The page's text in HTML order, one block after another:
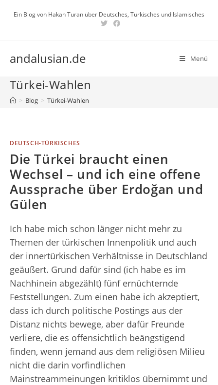
InhaltEin Blog von Hakan Turan über Deutsches, Türkisches und Islamisches
andalusian.de Menü
Türkei-Wahlen
> Blog > Türkei-Wahlen
DEUTSCH-TÜRKISCHES
Die Türkei braucht einen
Wechsel – und ich eine offene
Aussprache über Erdoğan und
Gülen
Ich habe mich schon länger nicht mehr zu
Themen der türkischen Innenpolitik und auch
der innertürkischen Verhältnisse in Deutschland
geäußert. Grund dafür sind (ich habe es im
Nachhinein abgezählt) fünf ernüchternde
Feststellungen. Zum einen habe ich akzeptiert,
dass ich durch politische Postings aus der
Distanz nichts bewege, aber dafür Freunde
verliere, die es offensichtlich beängstigend
finden, wenn jemand aus dem religiösen Milieu
nicht die darin vorfindlichen
Mainstreammeinungen kritiklos übernimmt und